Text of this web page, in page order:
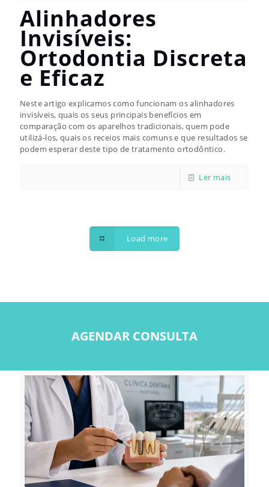
Alinhadores
Invisíveis:
Ortodontia Discreta
e Eficaz
Neste artigo explicamos como funcionam os alinhadores
invisíveis, quais os seus principais benefícios em
comparação com os aparelhos tradicionais, quem pode
utilizá-los, quais os receios mais comuns e que resultados se
podem esperar deste tipo de tratamento ortodôntico.
Load more
AGENDAR CONSULTA